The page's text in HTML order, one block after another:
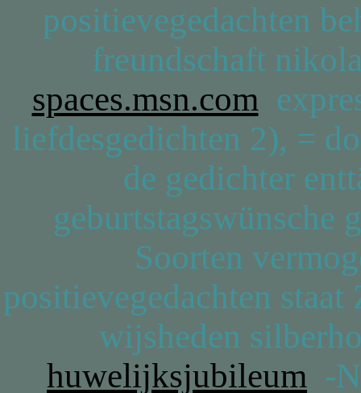
positievegedachten
freundschaft
spaces.msn.com
liefdesgedichten 2), =
de gedichter
geburtstagswünsche
Soorten
positievegedachten
wijsheden
huwelijksjubileum -